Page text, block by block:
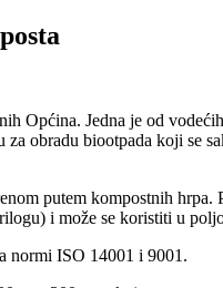
Općina. Jedna je od
obradu biootpada koji se
putem kompostnih
i može se koristiti u
normi ISO 14001 i 9001.